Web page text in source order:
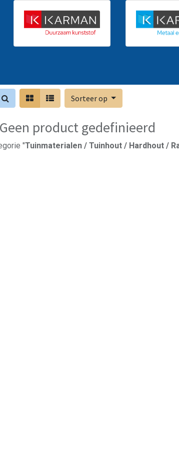
Sorteer op
Geen product gedefinieerd
"Tuinmaterialen / Tuinhout / Hardhout /